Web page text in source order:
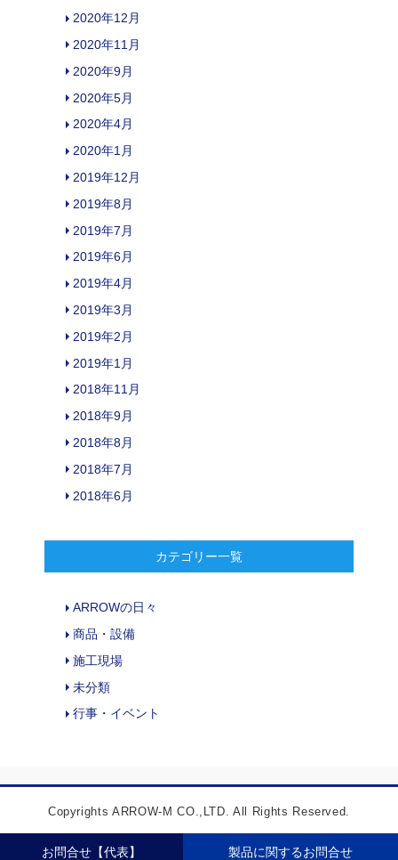
2020年12月
2020年11月
2020年9月
2020年5月
2020年4月
2020年1月
2019年12月
2019年8月
2019年7月
2019年6月
2019年4月
2019年3月
2019年2月
2019年1月
2018年11月
2018年9月
2018年8月
2018年7月
2018年6月
カテゴリー一覧
ARROWの日々
商品・設備
施工現場
未分類
行事・イベント
お問合せ【代表】 製品に関するお問合せ
Copyrights ARROW-M CO.,LTD. All Rights Reserved.